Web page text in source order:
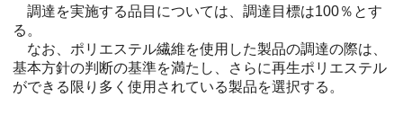
調達を実施する品目については、調達目標は100％とす
る。
なお、ポリエステル繊維を使用した製品の調達の際は、
基本方針の判断の基準を満たし、さらに再生ポリエステル
ができる限り多く使用されている製品を選択する。